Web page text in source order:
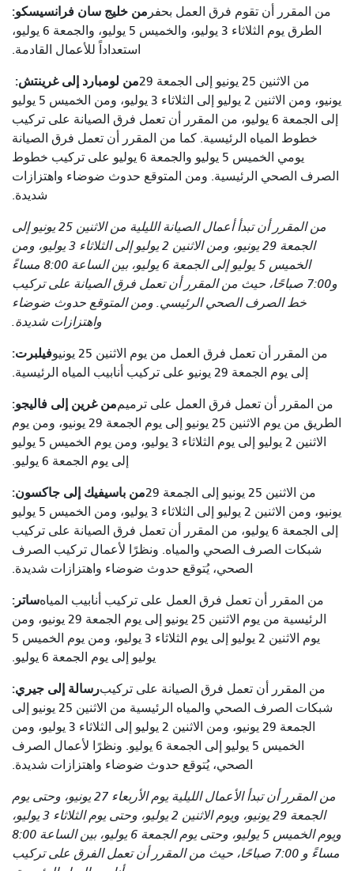
من خليج سان فرانسيسكو: من المقرر أن تقوم فرق العمل بحفر
الطرق يوم الثلاثاء 3 يوليو، والخميس 5 يوليو، والجمعة 6 يوليو،
استعداداً للأعمال القادمة.
من لومبارد إلى غرينتش:من الاثنين 25 يونيو إلى الجمعة 29
يونيو، ومن الاثنين 2 يوليو إلى الثلاثاء 3 يوليو، ومن الخميس 5 يوليو
إلى الجمعة 6 يوليو، من المقرر أن تعمل فرق الصيانة على تركيب
خطوط المياه الرئيسية. كما من المقرر أن تعمل فرق الصيانة
يومي الخميس 5 يوليو والجمعة 6 يوليو على تركيب خطوط
الصرف الصحي الرئيسية. ومن المتوقع حدوث ضوضاء واهتزازات
شديدة.
من المقرر أن تبدأ أعمال الصيانة الليلية من الاثنين 25 يونيو إلى
الجمعة 29 يونيو، ومن الاثنين 2 يوليو إلى الثلاثاء 3 يوليو، ومن
الخميس 5 يوليو إلى الجمعة 6 يوليو، بين الساعة 8:00 مساءً
و7:00 صباحًا، حيث من المقرر أن تعمل فرق الصيانة على تركيب
خط الصرف الصحي الرئيسي. ومن المتوقع حدوث ضوضاء
واهتزازات شديدة.
فيلبرت:من المقرر أن تعمل فرق العمل من يوم الاثنين 25 يونيو
إلى يوم الجمعة 29 يونيو على تركيب أنابيب المياه الرئيسية.
من غرين إلى فاليجو:من المقرر أن تعمل فرق العمل على ترميم
الطريق من يوم الاثنين 25 يونيو إلى يوم الجمعة 29 يونيو، ومن يوم
الاثنين 2 يوليو إلى يوم الثلاثاء 3 يوليو، ومن يوم الخميس 5 يوليو
إلى يوم الجمعة 6 يوليو.
من باسيفيك إلى جاكسون:من الاثنين 25 يونيو إلى الجمعة 29
يونيو، ومن الاثنين 2 يوليو إلى الثلاثاء 3 يوليو، ومن الخميس 5 يوليو
إلى الجمعة 6 يوليو، من المقرر أن تعمل فرق الصيانة على تركيب
شبكات الصرف الصحي والمياه. ونظرًا لأعمال تركيب الصرف
الصحي، يُتوقع حدوث ضوضاء واهتزازات شديدة.
ساتر:من المقرر أن تعمل فرق العمل على تركيب أنابيب المياه
الرئيسية من يوم الاثنين 25 يونيو إلى يوم الجمعة 29 يونيو، ومن
يوم الاثنين 2 يوليو إلى يوم الثلاثاء 3 يوليو، ومن يوم الخميس 5
يوليو إلى يوم الجمعة 6 يوليو.
رسالة إلى جيري:من المقرر أن تعمل فرق الصيانة على تركيب
شبكات الصرف الصحي والمياه الرئيسية من الاثنين 25 يونيو إلى
الجمعة 29 يونيو، ومن الاثنين 2 يوليو إلى الثلاثاء 3 يوليو، ومن
الخميس 5 يوليو إلى الجمعة 6 يوليو. ونظرًا لأعمال الصرف
الصحي، يُتوقع حدوث ضوضاء واهتزازات شديدة.
من المقرر أن تبدأ الأعمال الليلية يوم الأربعاء 27 يونيو، وحتى يوم
الجمعة 29 يونيو، ويوم الاثنين 2 يوليو، وحتى يوم الثلاثاء 3 يوليو،
ويوم الخميس 5 يوليو، وحتى يوم الجمعة 6 يوليو، بين الساعة 8:00
مساءً و 7:00 صباحًا، حيث من المقرر أن تعمل الفرق على تركيب